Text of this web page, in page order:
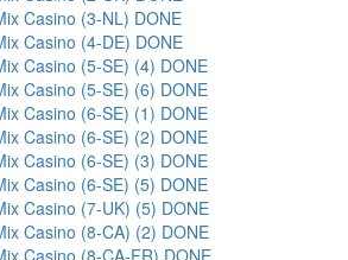
Casino (3-NL) DONE
Casino (4-DE) DONE
Casino (5-SE) (4) DONE
Casino (5-SE) (6) DONE
Casino (6-SE) (1) DONE
Casino (6-SE) (2) DONE
Casino (6-SE) (3) DONE
Casino (6-SE) (5) DONE
Casino (7-UK) (5) DONE
Casino (8-CA) (2) DONE